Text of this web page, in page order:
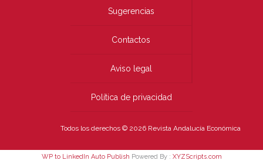
Sugerencias
Contactos
Aviso legal
Política de privacidad
Todos los derechos © 2026 Revista Andalucía Económica
WP to LinkedIn Auto Publish Powered By : XYZScripts.com